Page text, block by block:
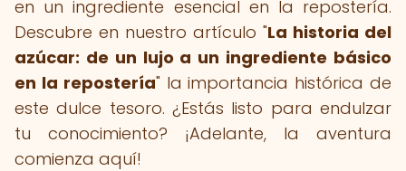
en un ingrediente esencial en la repostería.
Descubre en nuestro artículo "La historia del
azúcar: de un lujo a un ingrediente básico
en la repostería" la importancia histórica de
este dulce tesoro. ¿Estás listo para endulzar
tu conocimiento? ¡Adelante, la aventura
comienza aquí!